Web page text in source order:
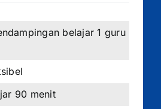
belajar 1 guru
90 menit